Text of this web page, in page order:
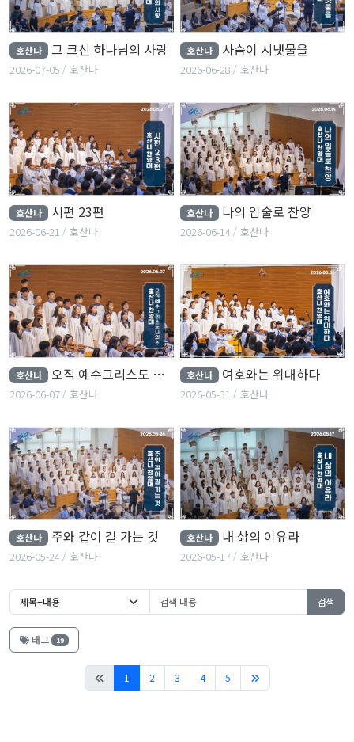
호산나 그 크신 하나님의 사랑
2026-07-05 호산나
호산나 사슴이 시냇물을
2026-06-28 호산나
호산나 시편 23편
2026-06-21 호산나
호산나 나의 입술로 찬양
2026-06-14 호산나
호산나 오직 예수그리스도 나의 주
2026-06-07 호산나
호산나 여호와는 위대하다
2026-05-31 호산나
호산나 주와 같이 길 가는 것
2026-05-24 호산나
호산나 내 삶의 이유라
2026-05-17 호산나
검색
태그 19
1 (current)
2 3 4 5